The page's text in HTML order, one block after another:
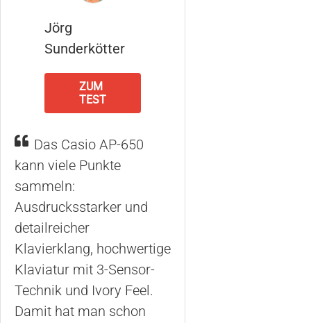
Jörg
Sunderkötter
ZUM
TEST
Das Casio AP-650
kann viele Punkte
sammeln:
Ausdrucksstarker und
detailreicher
Klavierklang, hochwertige
Klaviatur mit 3-Sensor-
Technik und Ivory Feel.
Damit hat man schon